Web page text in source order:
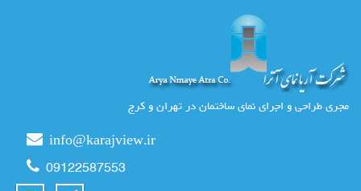
مجری طراحی و اجرای نمای ساختمان در تهران و کرج
info@karajview.ir
09122587553